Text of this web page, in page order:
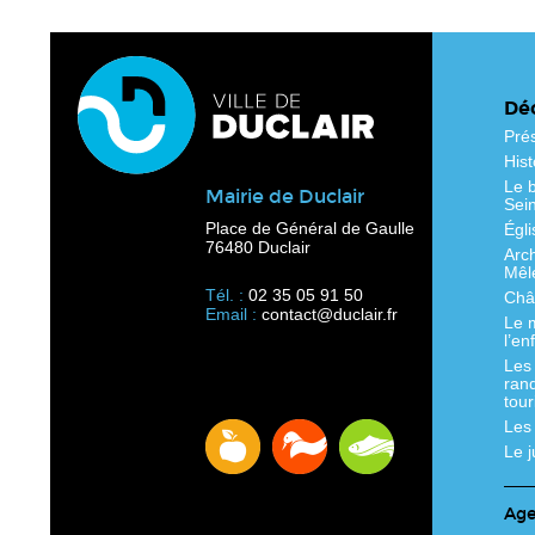
Mairie de Duclair
Place de Général de Gaulle
76480 Duclair
Tél. : 02 35 05 91 50
Email : contact@duclair.fr
Le
Le
Le